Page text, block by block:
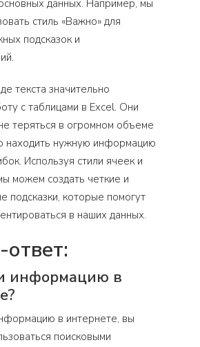
данных. Например, мы
стиль «Важно» для
подсказок и
текста значительно
с таблицами в Excel. Они
теряться в огромном объеме
находить нужную информацию
Используя стили ячеек и
можем создать четкие и
подсказки, которые помогут
в наших данных.
информацию в
в интернете, вы
поисковыми